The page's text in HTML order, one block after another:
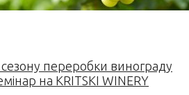
сезону переробки винограду
на KRITSKI WINERY